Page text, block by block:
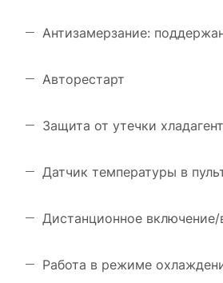
Антизамерзание:
Авторестарт
Защита от утечки
Датчик температуры в
Дистанционное
Работа в режиме